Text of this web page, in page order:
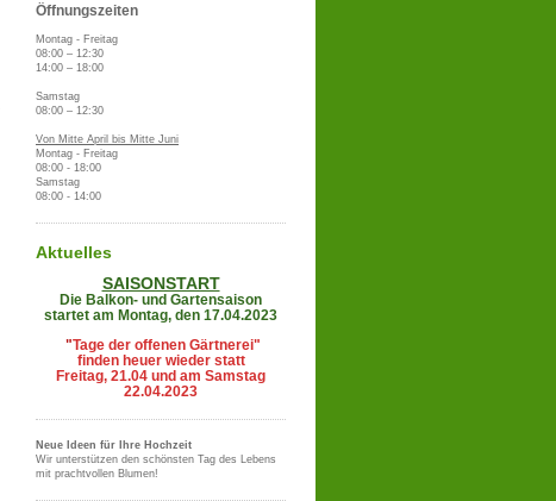
Öffnungszeiten
Montag - Freitag
08:00 – 12:30
14:00 – 18:00
Samstag
08:00 – 12:30
Von Mitte April bis Mitte Juni
Montag - Freitag
08:00 - 18:00
Samstag
08:00 - 14:00
Aktuelles
SAISONSTART
Die Balkon- und Gartensaison
startet am Montag, den 17.04.2023
"Tage der offenen Gärtnerei"
finden heuer wieder statt
Freitag, 21.04 und am Samstag
22.04.2023
Neue Ideen für Ihre Hochzeit
Wir unterstützen den schönsten Tag des Lebens
mit prachtvollen Blumen!